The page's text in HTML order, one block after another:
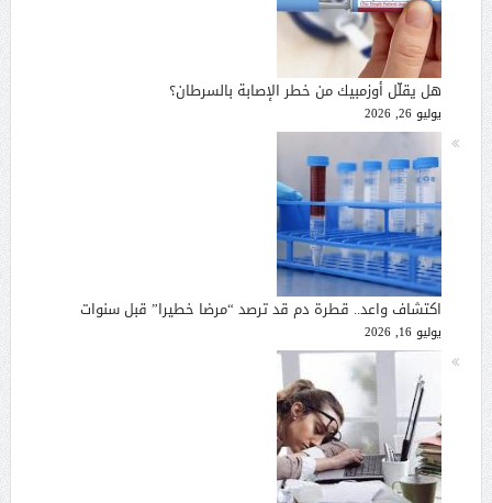
هل يقلّل أوزمبيك من خطر الإصابة بالسرطان؟
يوليو 26, 2026
اكتشاف واعد.. قطرة دم قد ترصد “مرضا خطيرا” قبل سنوات
يوليو 16, 2026